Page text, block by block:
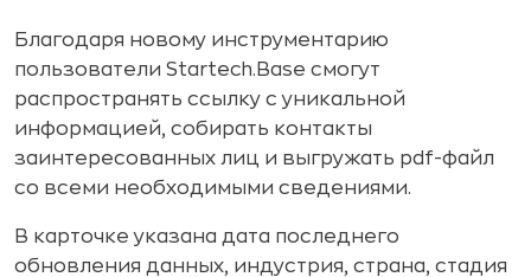
Благодаря новому инструментарию
пользователи Startech.Base смогут
распространять ссылку с уникальной
информацией, собирать контакты
заинтересованных лиц и выгружать pdf-файл
со всеми необходимыми сведениями.
В карточке указана дата последнего
обновления данных, индустрия, страна, стадия